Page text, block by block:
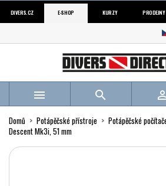
DIVERS.CZ E-SHOP KURZY PRODEJNY
 
Domů Potápěčské přístroje Potápěčské
Descent Mk3i, 51 mm